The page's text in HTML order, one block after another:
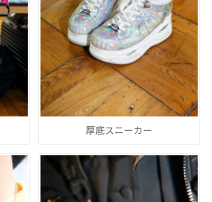
厚底スニーカー